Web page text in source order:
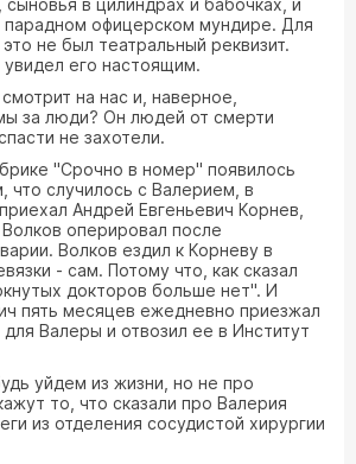
в цилиндрах и бабочках, и
офицерском мундире. Для
не был театральный реквизит.
его настоящим.
на нас и, наверное,
за люди? Он людей от смерти
не захотели.
"Срочно в номер" появилось
случилось с Валерием, в
Андрей Евгеньевич Корнев,
оперировал после
Волков ездил к Корневу в
- сам. Потому что, как сказал
докторов больше нет". И
пять месяцев ежедневно приезжал
Валеры и отвозил ее в Институт
уйдем из жизни, но не про
то, что сказали про Валерия
из отделения сосудистой хирургии